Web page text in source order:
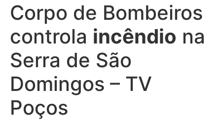
Corpo de Bombeiros
controla incêndio na
Serra de São
Domingos – TV
Poços